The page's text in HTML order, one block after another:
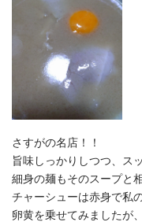
さすがの名店！！
旨味しっかりしつつ、ス
細身の麺もそのスープと
チャーシューは赤身で私
卵黄を乗せてみましたが